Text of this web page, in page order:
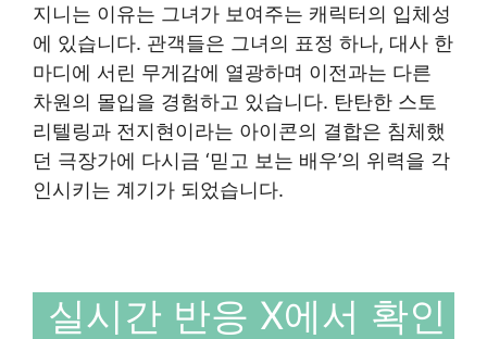
지니는 이유는 그녀가 보여주는 캐릭터의 입체성
에 있습니다. 관객들은 그녀의 표정 하나, 대사 한
마디에 서린 무게감에 열광하며 이전과는 다른
차원의 몰입을 경험하고 있습니다. 탄탄한 스토
리텔링과 전지현이라는 아이콘의 결합은 침체했
던 극장가에 다시금 ‘믿고 보는 배우’의 위력을 각
인시키는 계기가 되었습니다.
실시간 반응 X에서 확인